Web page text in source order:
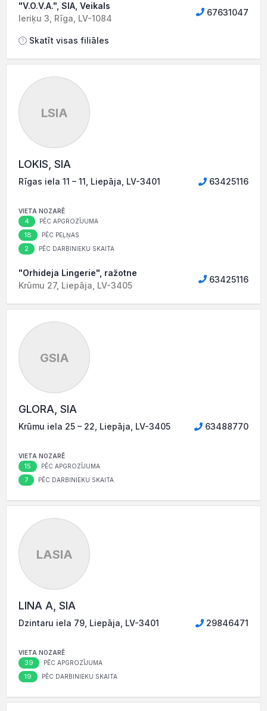
"V.O.V.A.", SIA, Veikals
Ieriķu 3, Rīga, LV-1084
67631047
Skatīt visas filiāles
LSIA
LOKIS, SIA
Rīgas iela 11 – 11, Liepāja, LV-3401 63425116
VIETA NOZARĒ
4 PĒC APGROZĪJUMA
18 PĒC PEĻŅAS
2 PĒC DARBINIEKU SKAITA
"Orhideja Lingerie", ražotne
Krūmu 27, Liepāja, LV-3405
63425116
GSIA
GLORA, SIA
Krūmu iela 25 – 22, Liepāja, LV-3405 63488770
VIETA NOZARĒ
15 PĒC APGROZĪJUMA
7 PĒC DARBINIEKU SKAITA
LASIA
LINA A, SIA
Dzintaru iela 79, Liepāja, LV-3401 29846471
VIETA NOZARĒ
39 PĒC APGROZĪJUMA
19 PĒC DARBINIEKU SKAITA